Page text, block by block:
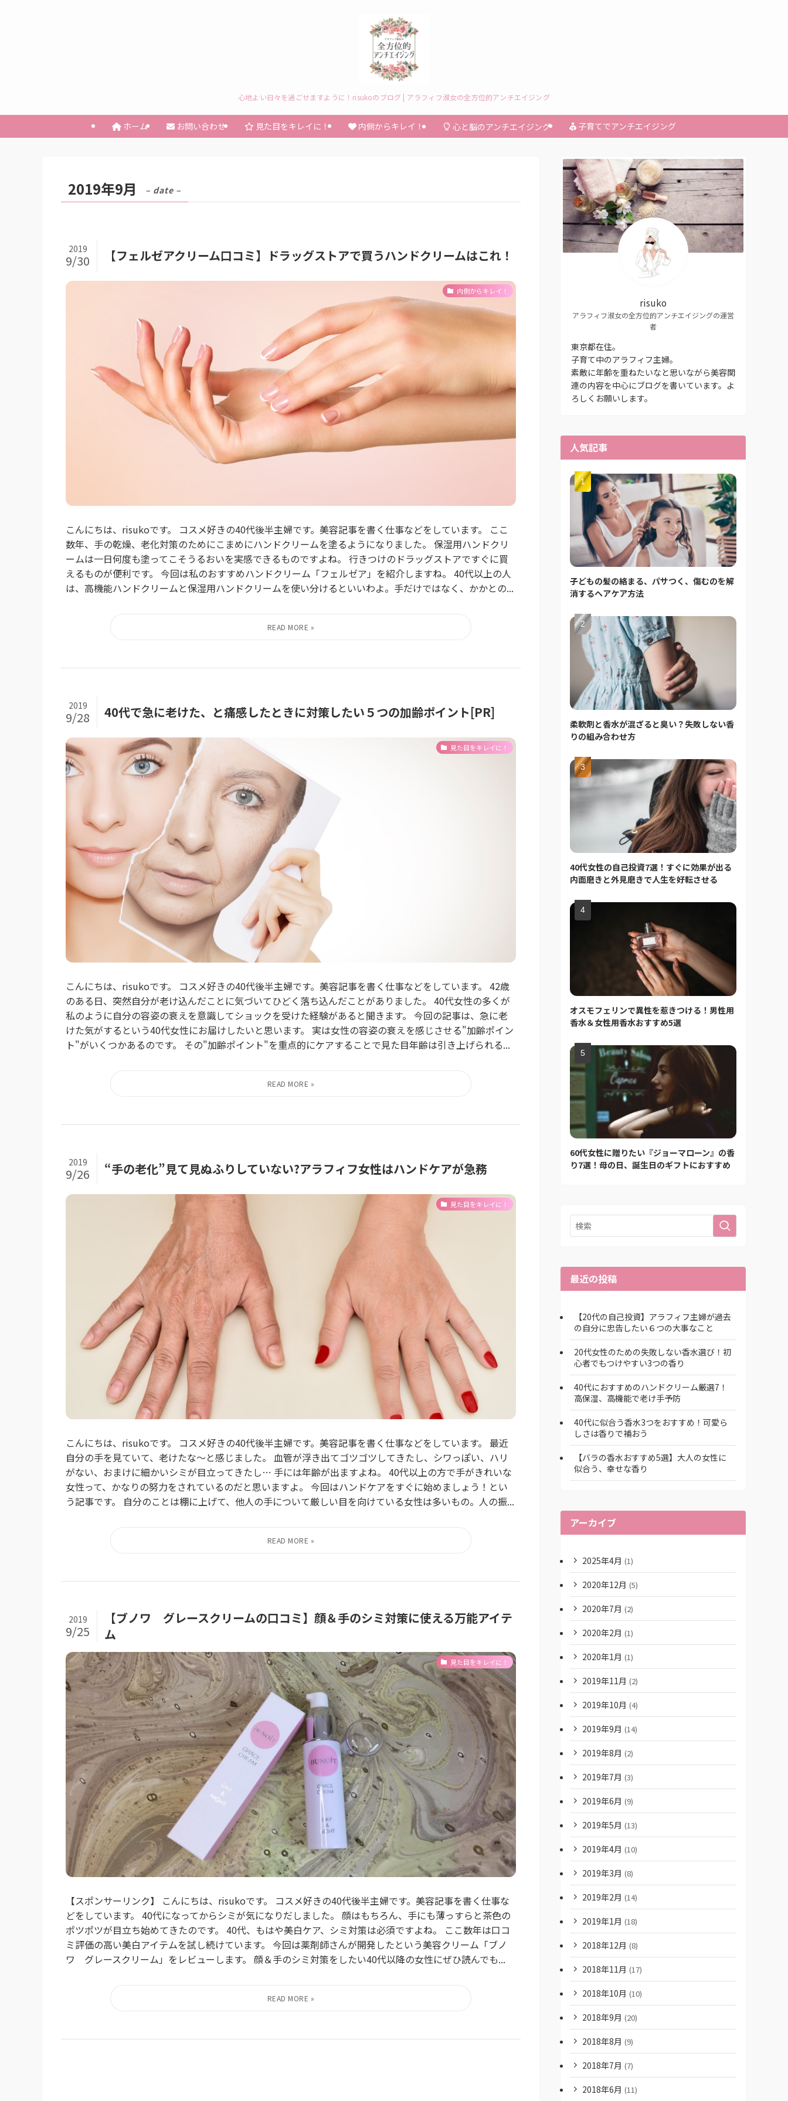
心地よい日々を過ごせますように！risukoのブログ | アラフィフ淑女の全方位的アンチエイジング
ホーム お問い合わせ 見た目をキレイに！ 内側からキレイ！ 心と脳のアンチエイジング 子育てでアンチエイジング
2019年9月 – date –
【フェルゼアクリーム口コミ】ドラッグストアで買うハンドクリームはこれ！
2019
9/30
内側からキレイ！
こんにちは、risukoです。 コスメ好きの40代後半主婦です。美容記事を書く仕事などをしています。 ここ
数年、手の乾燥、老化対策のためにこまめにハンドクリームを塗るようになりました。 保湿用ハンドクリ
ームは一日何度も塗ってこそうるおいを実感できるものですよね。 行きつけのドラッグストアですぐに買
えるものが便利です。 今回は私のおすすめハンドクリーム「フェルゼア」を紹介しますね。 40代以上の人
は、高機能ハンドクリームと保湿用ハンドクリームを使い分けるといいわよ。手だけではなく、かかとの...
40代で急に老けた、と痛感したときに対策したい５つの加齢ポイント[PR]
2019
9/28
見た目をキレイに！
こんにちは、risukoです。 コスメ好きの40代後半主婦です。美容記事を書く仕事などをしています。 42歳
のある日、突然自分が老け込んだことに気づいてひどく落ち込んだことがありました。 40代女性の多くが
私のように自分の容姿の衰えを意識してショックを受けた経験があると聞きます。 今回の記事は、急に老
けた気がするという40代女性にお届けしたいと思います。 実は女性の容姿の衰えを感じさせる"加齢ポイン
ト"がいくつかあるのです。 その"加齢ポイント"を重点的にケアすることで見た目年齢は引き上げられる...
“手の老化”見て見ぬふりしていない?アラフィフ女性はハンドケアが急務
2019
9/26
見た目をキレイに！
こんにちは、risukoです。 コスメ好きの40代後半主婦です。美容記事を書く仕事などをしています。 最近
自分の手を見ていて、老けたな～と感じました。 血管が浮き出てゴツゴツしてきたし、シワっぽい、ハリ
がない、おまけに細かいシミが目立ってきたし… 手には年齢が出ますよね。 40代以上の方で手がきれいな
女性って、かなりの努力をされているのだと思いますよ。 今回はハンドケアをすぐに始めましょう！とい
う記事です。 自分のことは棚に上げて、他人の手について厳しい目を向けている女性は多いもの。人の振...
【ブノワ グレースクリームの口コミ】顔＆手のシミ対策に使える万能アイテ
ム
2019
9/25
見た目をキレイに！
【スポンサーリンク】 こんにちは、risukoです。 コスメ好きの40代後半主婦です。美容記事を書く仕事な
どをしています。 40代になってからシミが気になりだしました。 顔はもちろん、手にも薄っすらと茶色の
ポツポツが目立ち始めてきたのです。 40代、もはや美白ケア、シミ対策は必須ですよね。 ここ数年は口コ
ミ評価の高い美白アイテムを試し続けています。 今回は薬剤師さんが開発したという美容クリーム「ブノ
ワ グレースクリーム」をレビューします。 顔＆手のシミ対策をしたい40代以降の女性にぜひ読んでも...
risuko
アラフィフ淑女の全方位的アンチエイジングの運営
者
東京都在住。
子育て中のアラフィフ主婦。
素敵に年齢を重ねたいなと思いながら美容関
連の内容を中心にブログを書いています。よ
ろしくお願いします。
人気記事
子どもの髪の絡まる、パサつく、傷むのを解
消するヘアケア方法
柔軟剤と香水が混ざると臭い？失敗しない香
りの組み合わせ方
40代女性の自己投資7選！すぐに効果が出る
内面磨きと外見磨きで人生を好転させる
オスモフェリンで異性を惹きつける！男性用
香水＆女性用香水おすすめ5選
60代女性に贈りたい『ジョーマローン』の香
り7選！母の日、誕生日のギフトにおすすめ
最近の投稿
【20代の自己投資】アラフィフ主婦が過去
の自分に忠告したい６つの大事なこと
20代女性のための失敗しない香水選び！初
心者でもつけやすい3つの香り
40代におすすめのハンドクリーム厳選7！
高保湿、高機能で老け手予防
40代に似合う香水3つをおすすめ！可愛ら
しさは香りで補おう
【バラの香水おすすめ5選】大人の女性に
似合う、幸せな香り
アーカイブ
2025年4月 (1)
2020年12月 (5)
2020年7月 (2)
2020年2月 (1)
2020年1月 (1)
2019年11月 (2)
2019年10月 (4)
2019年9月 (14)
2019年8月 (2)
2019年7月 (3)
2019年6月 (9)
2019年5月 (13)
2019年4月 (10)
2019年3月 (8)
2019年2月 (14)
2019年1月 (18)
2018年12月 (8)
2018年11月 (17)
2018年10月 (10)
2018年9月 (20)
2018年8月 (9)
2018年7月 (7)
2018年6月 (11)